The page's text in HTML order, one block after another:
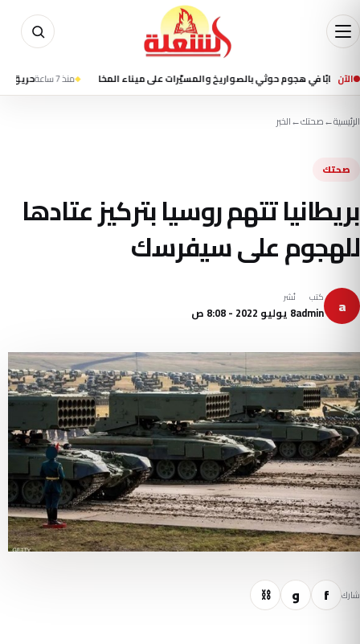
الآن منذ 7 ساعة حريق على متن
الرئيسية←صحتك←الخبر
صحتك
بريطانيا تتهم روسيا بتركيز عتادها
للهجوم على سيفرسك
a كتب
admin
نُشر
8 يوليو 2022 - 8:08 ص
شارك f و ⛓